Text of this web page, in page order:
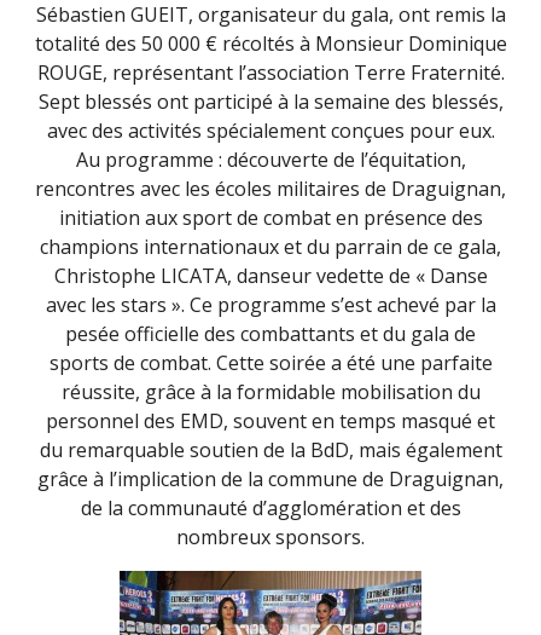
Sébastien GUEIT, organisateur du gala, ont remis la
totalité des 50 000 € récoltés à Monsieur Dominique
ROUGE, représentant l’association Terre Fraternité.
Sept blessés ont participé à la semaine des blessés,
avec des activités spécialement conçues pour eux.
Au programme : découverte de l’équitation,
rencontres avec les écoles militaires de Draguignan,
initiation aux sport de combat en présence des
champions internationaux et du parrain de ce gala,
Christophe LICATA, danseur vedette de « Danse
avec les stars ». Ce programme s’est achevé par la
pesée officielle des combattants et du gala de
sports de combat. Cette soirée a été une parfaite
réussite, grâce à la formidable mobilisation du
personnel des EMD, souvent en temps masqué et
du remarquable soutien de la BdD, mais également
grâce à l’implication de la commune de Draguignan,
de la communauté d’agglomération et des
nombreux sponsors.